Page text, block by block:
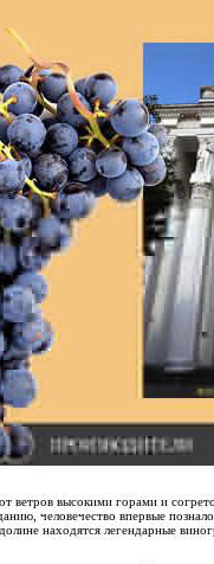
ветров высокими горами и
человечество впервые
находятся легендарные